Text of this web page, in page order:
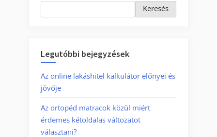
Keresés
Legutóbbi bejegyzések
Az online lakáshitel kalkulátor előnyei és
jövője
Az ortopéd matracok közül miért
érdemes kétoldalas változatot
választani?